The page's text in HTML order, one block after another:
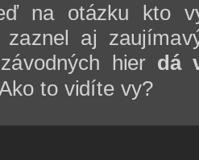
na otázku kto
zaznel aj
hier dá
to vidíte vy?